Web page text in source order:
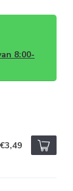
8:00-
€3,49